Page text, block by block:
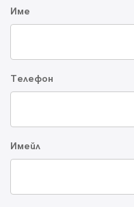
Име
Телефон
Имейл